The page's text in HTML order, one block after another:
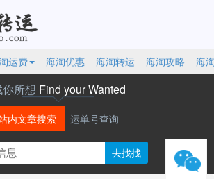
运费 海淘优惠 海淘转运 海淘攻略 海
所想 Find your Wanted
内文章搜索 运单号查询